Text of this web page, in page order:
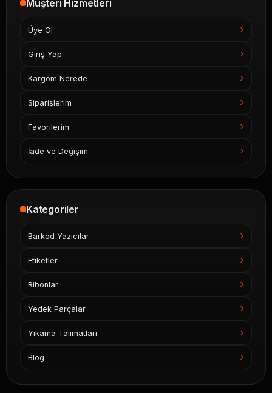
Müşteri Hizmetleri
Üye Ol
Giriş Yap
Kargom Nerede
Siparişlerim
Favorilerim
İade ve Değişim
Kategoriler
Barkod Yazıcılar
Etiketler
Ribonlar
Yedek Parçalar
Yıkama Talimatları
Blog